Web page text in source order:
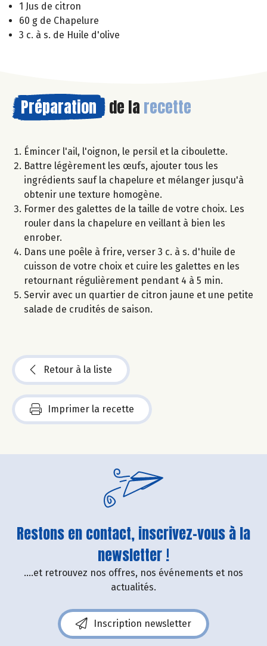
1 Jus de citron
60 g de Chapelure
3 c. à s. de Huile d'olive
Préparation de la recette
Émincer l'ail, l'oignon, le persil et la ciboulette.
Battre légèrement les œufs, ajouter tous les
ingrédients sauf la chapelure et mélanger jusqu'à
obtenir une texture homogène.
Former des galettes de la taille de votre choix. Les
rouler dans la chapelure en veillant à bien les
enrober.
Dans une poêle à frire, verser 3 c. à s. d'huile de
cuisson de votre choix et cuire les galettes en les
retournant régulièrement pendant 4 à 5 min.
Servir avec un quartier de citron jaune et une petite
salade de crudités de saison.
Retour à la liste
Imprimer la recette
Restons en contact, inscrivez-vous à la
newsletter !
....et retrouvez nos offres, nos événements et nos
actualités.
Inscription newsletter